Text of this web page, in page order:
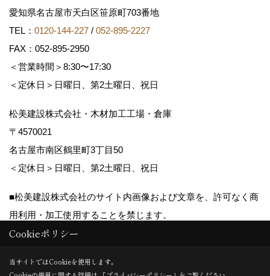
愛知県名古屋市天白区笹原町703番地
TEL： 0120-144-227 / 052-895-2227
FAX：052-895-2950
＜営業時間＞8:30〜17:30
＜定休日＞日曜日、第2土曜日、祝日
松美建設株式会社・木材加工工場・倉庫
〒4570021
名古屋市南区鶴里町3丁目50
＜定休日＞日曜日、第2土曜日、祝日
■松美建設株式会社のサイト内画像および文章を、許可なく商
用利用・加工使用することを禁じます。
Copyright (c) matsumikensetsu. All Rights Reserved.
Cookieポリシー
当サイトではCookieを使用します。